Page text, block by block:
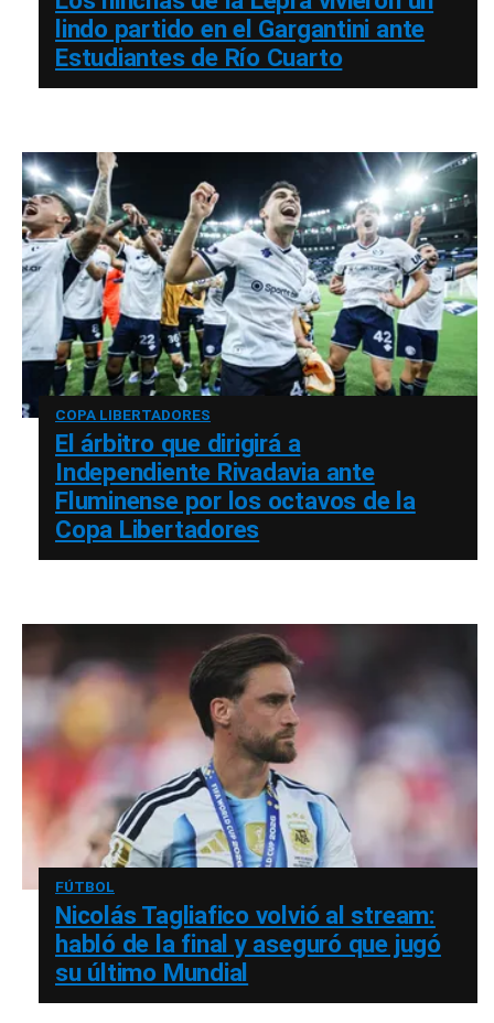
lindo partido en el Gargantini ante
Estudiantes de Río Cuarto
COPA LIBERTADORES
El árbitro que dirigirá a
Independiente Rivadavia ante
Fluminense por los octavos de la
Copa Libertadores
FÚTBOL
Nicolás Tagliafico volvió al stream:
habló de la final y aseguró que jugó
su último Mundial